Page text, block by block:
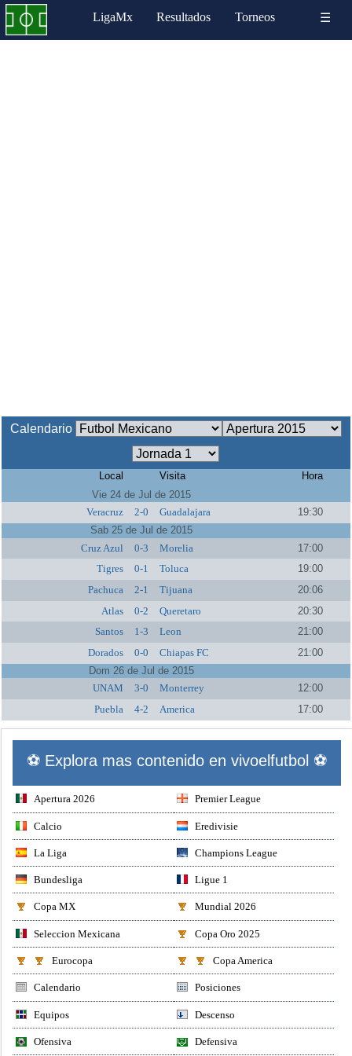
LigaMx Resultados Torneos ☰
Calendario
Local Visita
Hora
Vie 24 de Jul de 2015
Veracruz
2-0 Guadalajara
19:30
Sab 25 de Jul de 2015
Cruz Azul
0-3 Morelia
17:00
Tigres
0-1 Toluca
19:00
Pachuca
2-1 Tijuana
20:06
Atlas
0-2 Queretaro
20:30
Santos
1-3 Leon
21:00
Dorados
0-0 Chiapas FC
21:00
Dom 26 de Jul de 2015
UNAM
3-0 Monterrey
12:00
Puebla
4-2 America 17:00
⚽ Explora mas contenido en vivoelfutbol ⚽
Apertura 2026 Premier League
Calcio Eredivisie
La Liga Champions League
Bundesliga Ligue 1
Copa MX Mundial 2026
Seleccion Mexicana Copa Oro 2025
Eurocopa Copa America
Calendario Posiciones
Equipos Descenso
Ofensiva Defensiva